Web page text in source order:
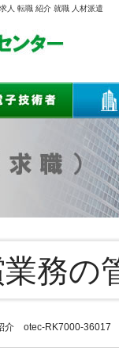
人 転職 紹介 就職 人材派遣
務の
介 otec-RK7000-36017